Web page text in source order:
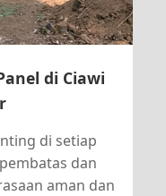
di Ciawi
di setiap
dan
aman dan